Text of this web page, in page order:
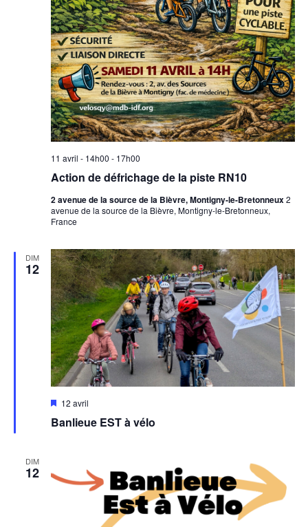
Action de défrichage de la piste RN10
11 avril - 14h00 - 17h00
2 avenue de la source de la Bièvre, Montigny-le-Bretonneux2
avenue de la source de la Bièvre, Montigny-le-Bretonneux,
France
DIM
12
Banlieue EST à vélo
Mis
avant
12 avril
DIM
12